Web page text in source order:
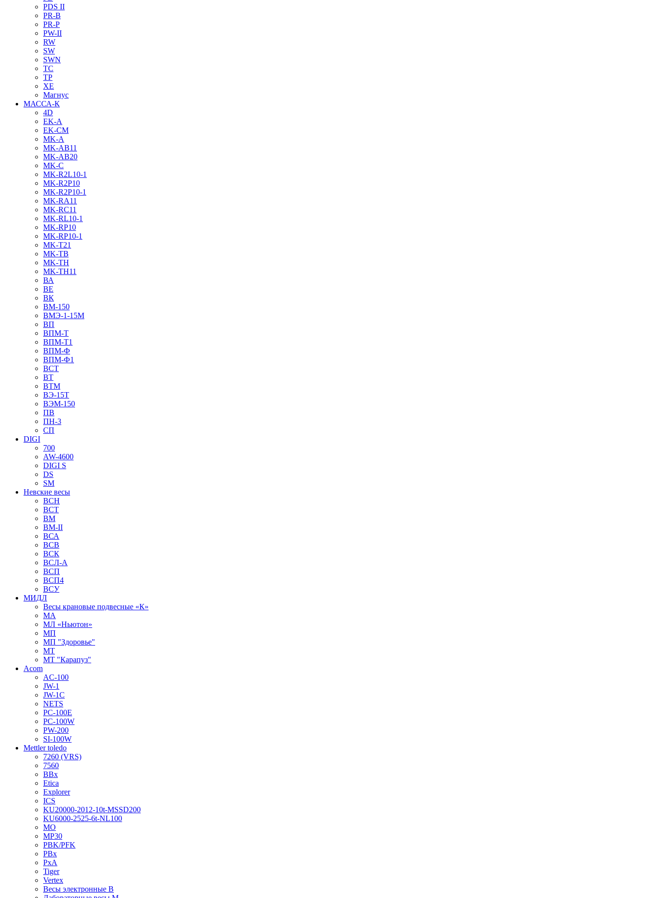
PDS II
PR-B
PR-P
PW-II
RW
SW
SWN
TC
TP
XE
Магнус
МАССА-К
4D
EK-A
EK-CM
MK-A
MK-AB11
MK-AB20
MK-C
MK-R2L10-1
MK-R2P10
MK-R2P10-1
MK-RA11
MK-RC11
MK-RL10-1
MK-RP10
MK-RP10-1
MK-T21
MK-TB
MK-TH
MK-TH11
ВА
ВЕ
ВК
ВМ-150
ВМЭ-1-15М
ВП
ВПМ-Т
ВПМ-Т1
ВПМ-Ф
ВПМ-Ф1
ВСТ
ВТ
ВТМ
ВЭ-15Т
ВЭМ-150
ПВ
ПН-3
СП
DIGI
700
AW-4600
DIGI S
DS
SM
Невские весы
BCH
BCT
BM
BM-II
ВСА
ВСВ
ВСК
ВСЛ-А
ВСП
ВСП4
ВСУ
МИДЛ
Весы крановые подвесные «К»
МА
МЛ «Ньютон»
МП
МП "Здоровье"
МТ
МТ "Карапуз"
Acom
AC-100
JW-1
JW-1C
NETS
PC-100E
PC-100W
PW-200
SI-100W
Mettler toledo
7260 (VRS)
7560
BBx
Etica
Explorer
ICS
KU20000-2012-10t-MSSD200
KU6000-2525-6t-NL100
MO
MP30
PBK/PFK
PBx
PxA
Tiger
Vertex
Весы электронные B